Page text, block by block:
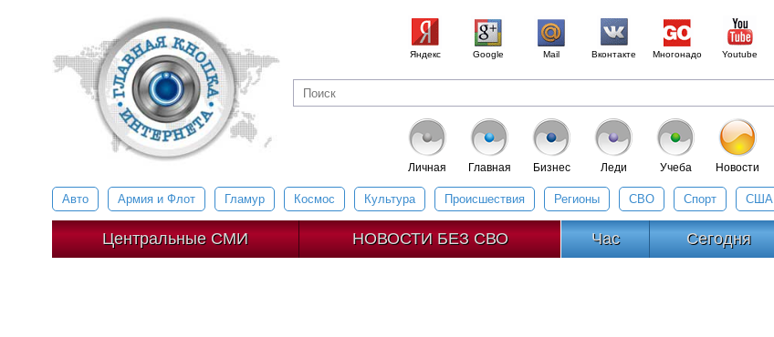
Яндекс Google Mail Вконтакте Многонадо Youtube
Авто Армия и Флот Гламур Космос Культура Происшествия Регионы СВО Спорт США
Центральные СМИ НОВОСТИ БЕЗ СВО Час Сегодня